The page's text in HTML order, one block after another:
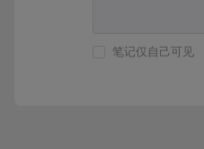
笔记仅自己可见